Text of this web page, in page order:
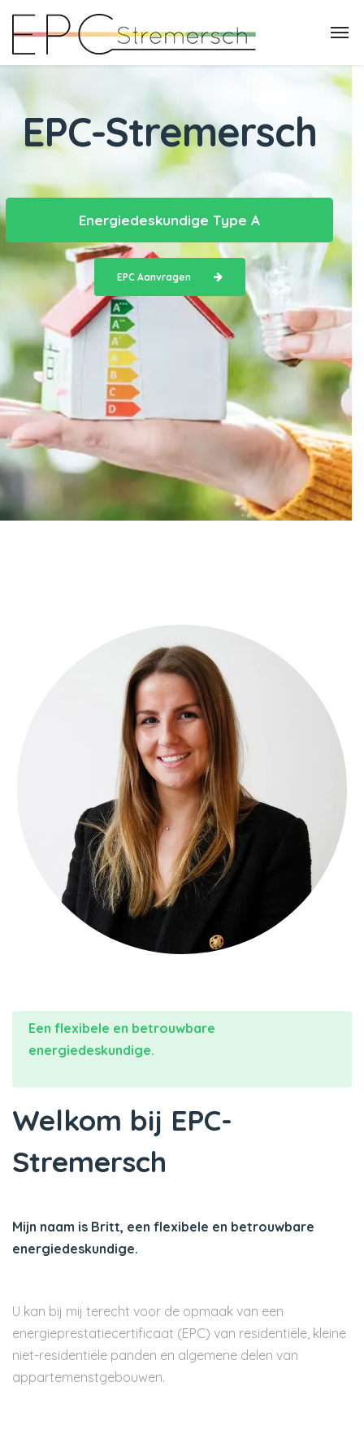
EPC-Stremersch
Energiedeskundige Type A
EPC Aanvragen
Een flexibele en betrouwbare
energiedeskundige.
Welkom bij EPC-
Stremersch
Mijn naam is Britt, een flexibele en betrouwbare
energiedeskundige.
U kan bij mij terecht voor de opmaak van een
energieprestatiecertificaat (EPC) van residentiële, kleine
niet-residentiële panden en algemene delen van
appartemenstgebouwen.